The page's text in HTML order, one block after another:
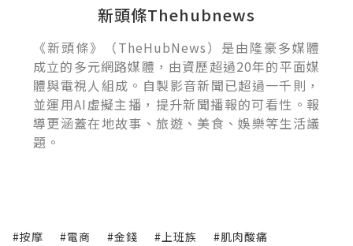
新頭條Thehubnews
《新頭條》（TheHubNews）是由隆豪多媒體
成立的多元網路媒體，由資歷超過20年的平面媒
體與電視人組成。自製影音新聞已超過一千則，
並運用AI虛擬主播，提升新聞播報的可看性。報
導更涵蓋在地故事、旅遊、美食、娛樂等生活議
題。
#按摩 #電商 #金錢 #上班族 #肌肉酸痛